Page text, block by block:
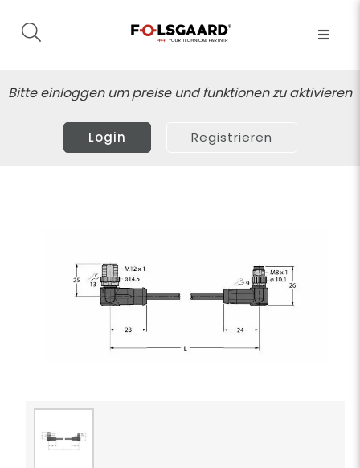
Bitte einloggen um preise und funktionen zu aktivieren
Login Registrieren